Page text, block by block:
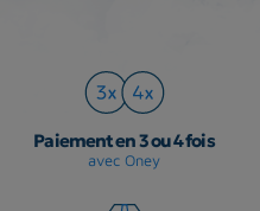
Paiement en 3 ou 4 fois
avec Oney